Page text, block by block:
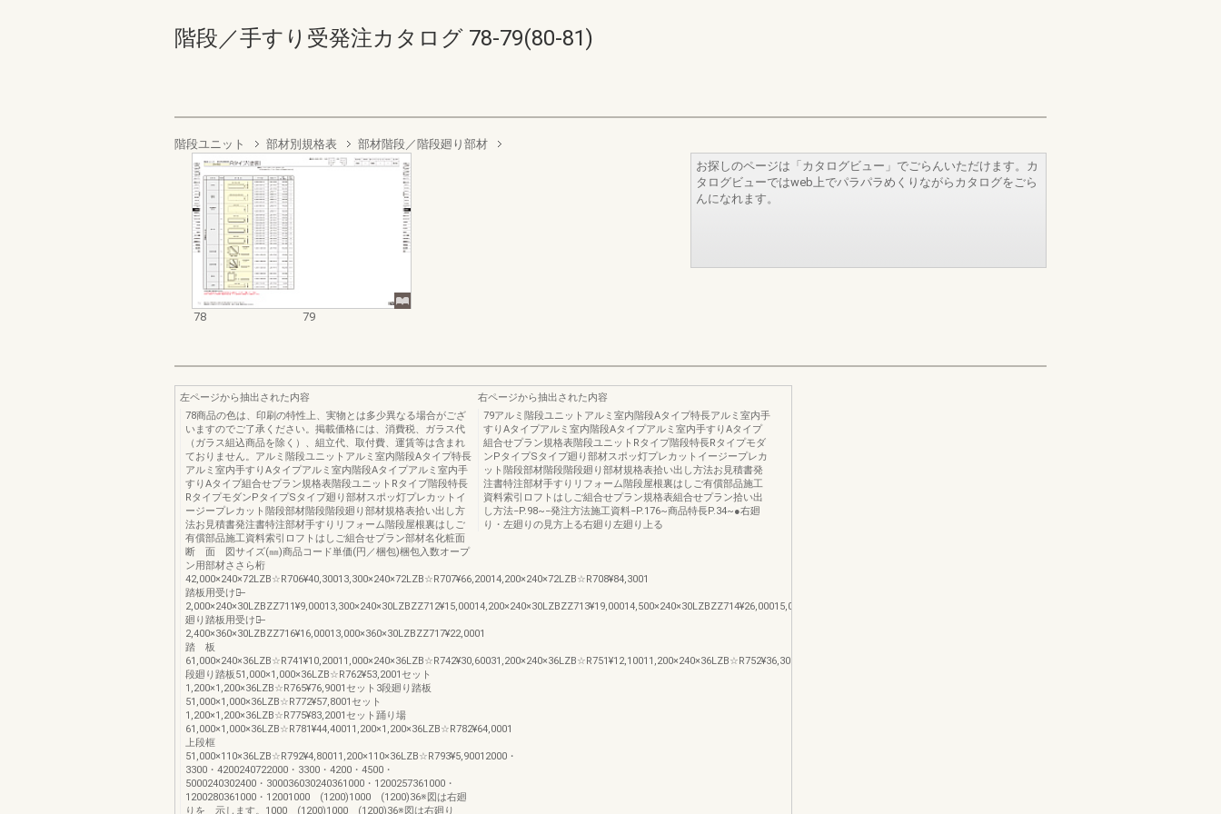
階段／手すり受発注カタログ 78-79(80-81)
階段ユニット 部材別規格表 部材階段／階段廻り部材
78 79
お探しのページは「カタログビュー」でごらんいただけます。カ
タログビューではweb上でパラパラめくりながらカタログをごら
んになれます。
左ページから抽出された内容
78商品の色は、印刷の特性上、実物とは多少異なる場合がござ
いますのでご了承ください。掲載価格には、消費税、ガラス代
（ガラス組込商品を除く）、組立代、取付費、運賃等は含まれ
ておりません。アルミ階段ユニットアルミ室内階段Aタイプ特長
アルミ室内手すりAタイプアルミ室内階段Aタイプアルミ室内手
すりAタイプ組合せプラン規格表階段ユニットRタイプ階段特長
RタイプモダンPタイプSタイプ廻り部材スポッ灯プレカットイ
ージープレカット階段部材階段階段廻り部材規格表拾い出し方
法お見積書発注書特注部材手すりリフォーム階段屋根裏はしご
有償部品施工資料索引ロフトはしご組合せプラン部材名化粧面
断 面 図サイズ(㎜)商品コード単価(円／梱包)梱包入数オープ
ン用部材ささら桁
42,000×240×72LZB☆R706¥40,30013,300×240×72LZB☆R707¥66,20014,200×240×72LZB☆R708¥84,3001
踏板用受け材̶
2,000×240×30LZBZZ711¥9,00013,300×240×30LZBZZ712¥15,00014,200×240×30LZBZZ713¥19,00014,500×240×30LZBZZ714¥26,00015,000×240×30LZBZZ715¥30,0001
廻り踏板用受け材̶
2,400×360×30LZBZZ716¥16,00013,000×360×30LZBZZ717¥22,0001
踏 板
段廻り踏板51,000×1,000×36LZB☆R762¥53,2001セット
1,200×1,200×36LZB☆R765¥76,9001セット3段廻り踏板
51,000×1,000×36LZB☆R772¥57,8001セット
1,200×1,200×36LZB☆R775¥83,2001セット踊り場
61,000×1,000×36LZB☆R781¥44,40011,200×1,200×36LZB☆R782¥64,0001
上段框
51,000×110×36LZB☆R792¥4,80011,200×110×36LZB☆R793¥5,90012000・
3300・4200240722000・3300・4200・4500・
5000240302400・300036030240361000・1200257361000・
1200280361000・12001000 (1200)1000 (1200)36※図は右廻
りを 示します。1000 (1200)1000 (1200)36※図は右廻り
右ページから抽出された内容
79アルミ階段ユニットアルミ室内階段Aタイプ特長アルミ室内手
すりAタイプアルミ室内階段Aタイプアルミ室内手すりAタイプ
組合せプラン規格表階段ユニットRタイプ階段特長Rタイプモダ
ンPタイプSタイプ廻り部材スポッ灯プレカットイージープレカ
ット階段部材階段階段廻り部材規格表拾い出し方法お見積書発
注書特注部材手すりリフォーム階段屋根裏はしご有償部品施工
資料索引ロフトはしご組合せプラン規格表組合せプラン拾い出
し方法−P.98~−発注方法施工資料−P.176~商品特長P.34~●右廻
り・左廻りの見方上る右廻り左廻り上る